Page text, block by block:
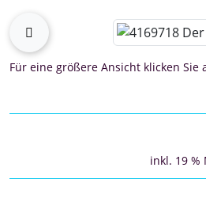
Wenn mehr als ein Produktbild
Für eine größere Ansicht klicken Sie
inkl. 19 %